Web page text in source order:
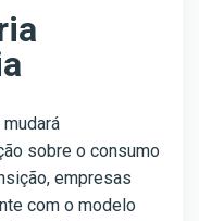
sobre o consumo
empresas
com o modelo